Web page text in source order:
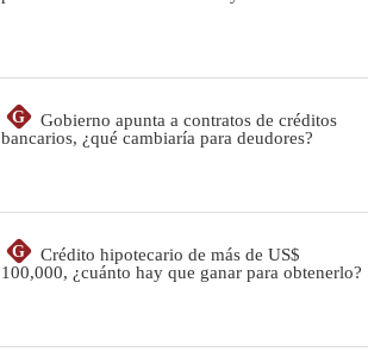
G
Gobierno apunta a contratos de créditos
bancarios, ¿qué cambiaría para deudores?
G
Crédito hipotecario de más de US$
100,000, ¿cuánto hay que ganar para obtenerlo?